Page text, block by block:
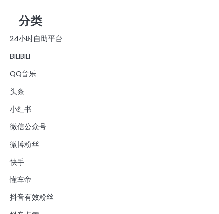
分类
24小时自助平台
BILIBILI
QQ音乐
头条
小红书
微信公众号
微博粉丝
快手
懂车帝
抖音有效粉丝